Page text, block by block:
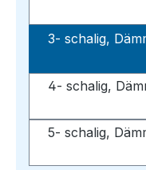
3- schalig,
4- schalig,
5- schalig,